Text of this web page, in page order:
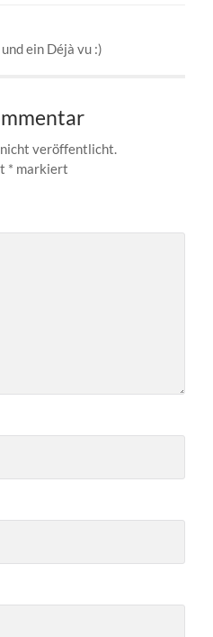
ein Déjà vu :)
veröffentlicht.
* markiert